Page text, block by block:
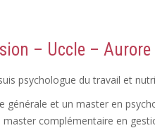
– Uccle –
psychologue du travail et
générale et un master en
master complémentaire en